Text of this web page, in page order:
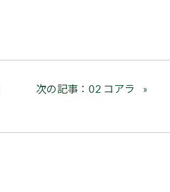
次の記事：02 コアラ